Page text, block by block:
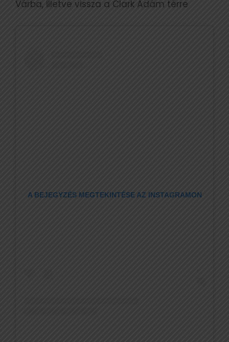
Várba, illetve vissza a Clark Ádám térre
A BEJEGYZÉS MEGTEKINTÉSE AZ INSTAGRAMON